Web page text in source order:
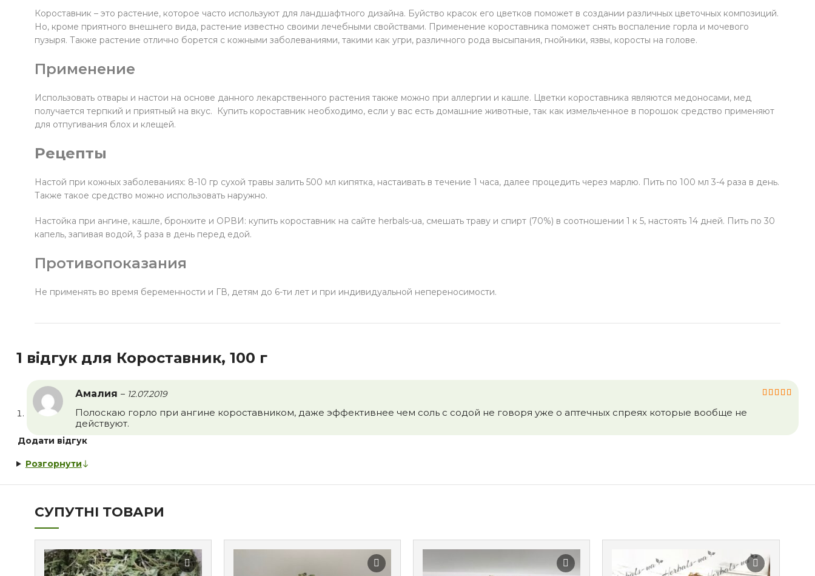
СУПУТНІ ТОВАРИ
Короставник – это растение, которое часто используют для ландшафтного дизайна. Буйство красок его цветков поможет в создании различных цветочных композиций.
Но, кроме приятного внешнего вида, растение известно своими лечебными свойствами. Применение короставника поможет снять воспаление горла и мочевого
пузыря. Также растение отлично борется с кожными заболеваниями, такими как угри, различного рода высыпания, гнойники, язвы, коросты на голове.
Применение
Использовать отвары и настои на основе данного лекарственного растения также можно при аллергии и кашле. Цветки короставника являются медоносами, мед
получается терпкий и приятный на вкус. Купить короставник необходимо, если у вас есть домашние животные, так как измельченное в порошок средство применяют
для отпугивания блох и клещей.
Рецепты
Настой при кожных заболеваниях: 8-10 гр сухой травы залить 500 мл кипятка, настаивать в течение 1 часа, далее процедить через марлю. Пить по 100 мл 3-4 раза в день.
Также такое средство можно использовать наружно.
Настойка при ангине, кашле, бронхите и ОРВИ: купить короставник на сайте herbals-ua, смешать траву и спирт (70%) в соотношении 1 к 5, настоять 14 дней. Пить по 30
капель, запивая водой, 3 раза в день перед едой.
Противопоказания
Не применять во время беременности и ГВ, детям до 6-ти лет и при индивидуальной непереносимости.
1 відгук для Короставник, 100 г
Амалия – 12.07.2019
Полоскаю горло при ангине короставником, даже эффективнее чем соль с содой не говоря уже о аптечных спреях которые вообще не
действуют.
Додати відгук
Розгорнути